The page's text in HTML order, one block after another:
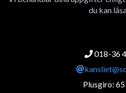
du kan
018-36
Plusgiro: